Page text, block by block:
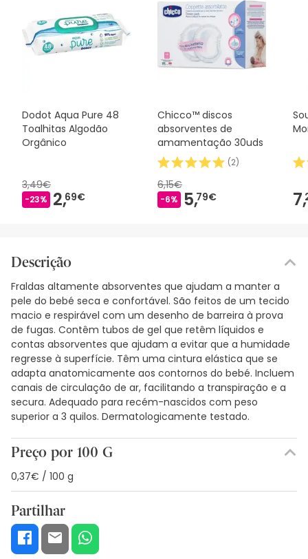
Dodot Aqua Pure 48
Toalhitas Algodão
Orgânico
3,49€
-23% 2,69€
Chicco™ discos
absorventes de
amamentação 30uds
(2)
6,15€
-6% 5,79€ 7,
Descrição
Fraldas altamente absorventes que ajudam a manter a
pele do bebé seca e confortável. São feitos de um tecido
macio e respirável com um desenho de barreira à prova
de fugas. Contêm tubos de gel que retêm líquidos e
contas absorventes que ajudam a evitar que a humidade
regresse à superfície. Têm uma cintura elástica que se
adapta anatomicamente aos contornos do bebé. Incluem
canais de circulação de ar, facilitando a transpiração e a
secura. Adequado para recém-nascidos com peso
superior a 3 quilos. Dermatologicamente testado.
Preço por 100 G
0,37€ / 100 g
Partilhar